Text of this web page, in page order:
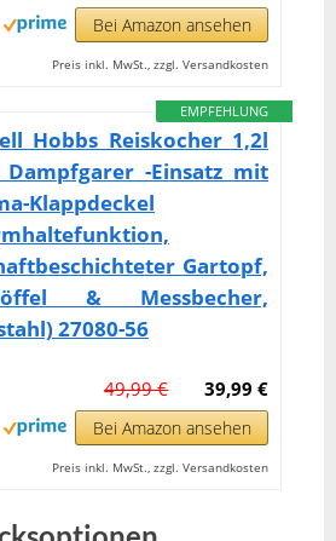
Bei Amazon ansehen
Preis inkl. MwSt., zzgl. Versandkosten
EMPFEHLUNG
Hobbs Reiskocher 1,2l
-Einsatz mit
Klappdeckel
Gartopf,
& Messbecher,
27080-56
39,99 €
49,99 €
Bei Amazon ansehen
Preis inkl. MwSt., zzgl. Versandkosten